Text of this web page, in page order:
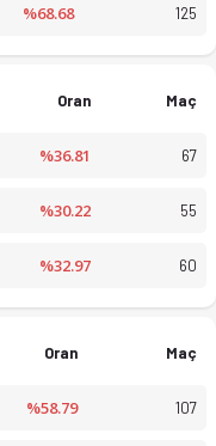
%68.68 125
Oran Maç
%36.81 67
%30.22 55
%32.97 60
Oran Maç
%58.79 107